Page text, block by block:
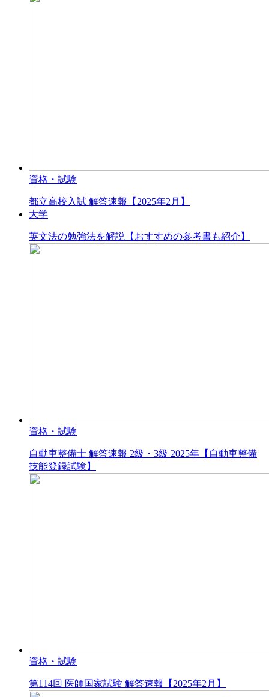
資格・試験
都立高校入試 解答速報【2025年2月】
大学
英文法の勉強法を解説【おすすめの参考書も紹介】
資格・試験
自動車整備士 解答速報 2級・3級 2025年【自動車整備
技能登録試験】
資格・試験
第114回 医師国家試験 解答速報【2025年2月】